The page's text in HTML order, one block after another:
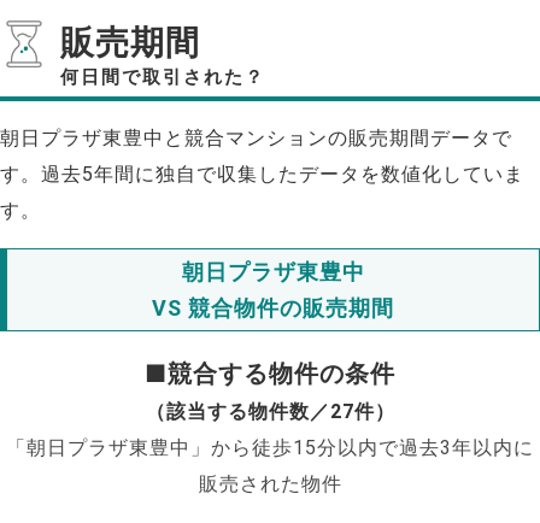
販売期間
何日間で取引された？
朝日プラザ東豊中と競合マンションの販売期間データで
す。過去5年間に独自で収集したデータを数値化していま
す。
朝日プラザ東豊中
VS 競合物件の販売期間
■競合する物件の条件
（該当する物件数／27件）
「朝日プラザ東豊中」から徒歩15分以内で過去3年以内に
販売された物件